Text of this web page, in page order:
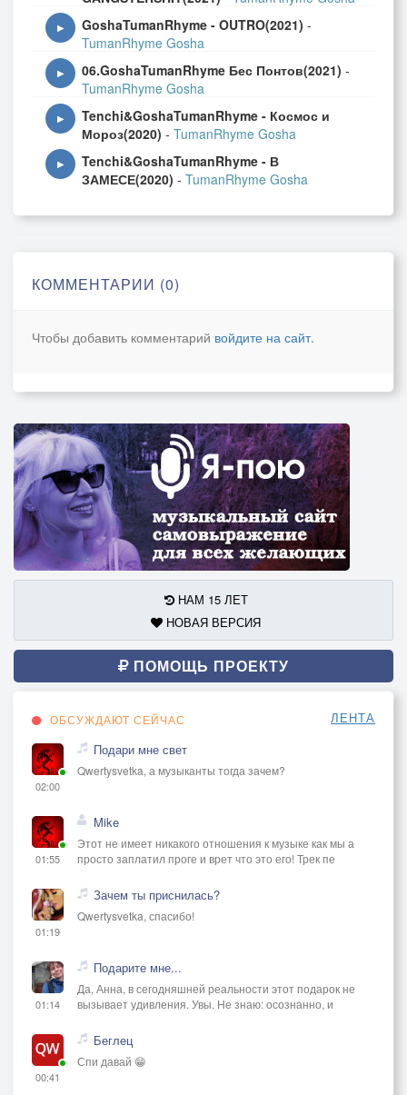
▶ GoshaTumanRhyme - OUTRO(2021) -
TumanRhyme Gosha
▶ 06.GoshaTumanRhyme Бес Понтов(2021) -
TumanRhyme Gosha
▶
Tenchi&GoshaTumanRhyme - Космос и
Мороз(2020) - TumanRhyme Gosha
▶
Tenchi&GoshaTumanRhyme - В
ЗАМЕСЕ(2020) - TumanRhyme Gosha
КОММЕНТАРИИ (0)
Чтобы добавить комментарий войдите на сайт.
НАМ 15 ЛЕТ
НОВАЯ ВЕРСИЯ
ПОМОЩЬ ПРОЕКТУ
ОБСУЖДАЮТ СЕЙЧАС ЛЕНТА
02:00
Подари мне свет
Qwertysvetka, а музыканты тогда зачем?
01:55
Mike
Этот не имеет никакого отношения к музыке как мы а
просто заплатил проге и врет что это его! Трек пе
01:19
Зачем ты приснилась?
Qwertysvetka, спасибо!
01:14
Подарите мне...
Да, Анна, в сегодняшней реальности этот подарок не
вызывает удивления. Увы. Не знаю: осознанно, и
00:41
Беглец
Спи давай 😁